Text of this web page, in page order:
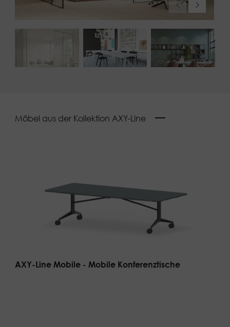
Möbel aus der Kollektion AXY-Line
AXY-Line Mobile - Mobile Konferenztische